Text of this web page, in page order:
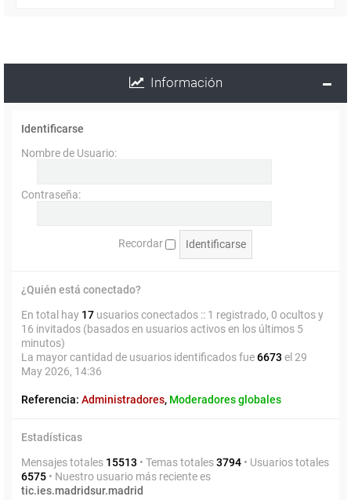
Información
Identificarse
Nombre de Usuario:
Contraseña:
Recordar
¿Quién está conectado?
En total hay 17 usuarios conectados :: 1 registrado, 0 ocultos y
16 invitados (basados en usuarios activos en los últimos 5
minutos)
La mayor cantidad de usuarios identificados fue6673 el 29
May 2026, 14:36
Referencia: Administradores, Moderadores globales
Estadísticas
Mensajes totales 15513 • Temas totales3794 • Usuarios totales
6575 • Nuestro usuario más reciente es
tic.ies.madridsur.madrid